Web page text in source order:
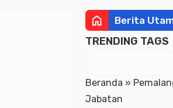
home Berita
TRENDING TAGS
Beranda »
Jabatan